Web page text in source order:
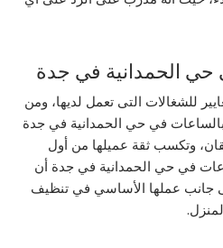
الحمدانية في جدة
للشغالات التى تعمل لديها، ومن
في حي الحمدانية في جدة
وتكسب ثقة عميلها من أول
في حي الحمدانية في جدة أن
جانب عملها الأساسي في تنظيف